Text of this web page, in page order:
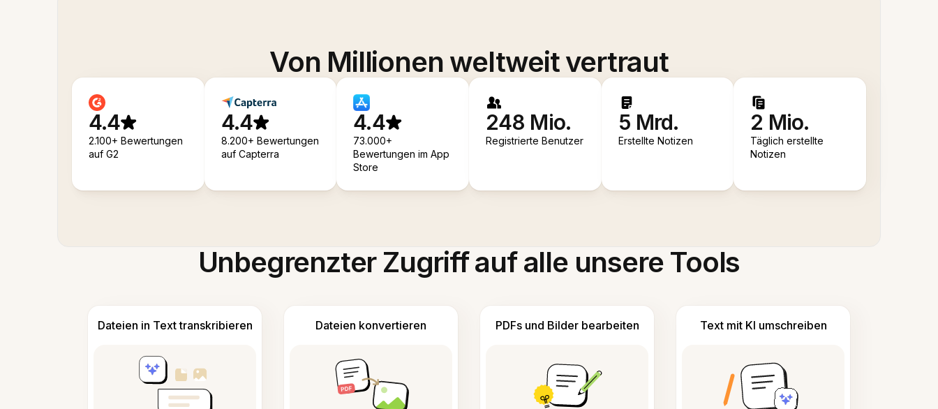
Von Millionen weltweit vertraut
4.4
2.100+ Bewertungen
auf G2
4.4
8.200+ Bewertungen
auf Capterra
4.4
73.000+
Bewertungen im App
Store
248 Mio.
Registrierte Benutzer
5 Mrd.
Erstellte Notizen
2 Mio.
Täglich erstellte
Notizen
Unbegrenzter Zugriff auf alle unsere Tools
Dateien in Text transkribieren Dateien konvertieren PDFs und Bilder bearbeiten Text mit KI umschreiben